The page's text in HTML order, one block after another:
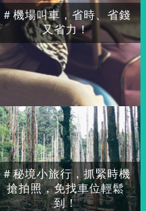
＃秘境小旅行，抓緊時機
搶拍照，免找車位輕鬆
到！
＃機場叫車，省時、省錢
又省力！